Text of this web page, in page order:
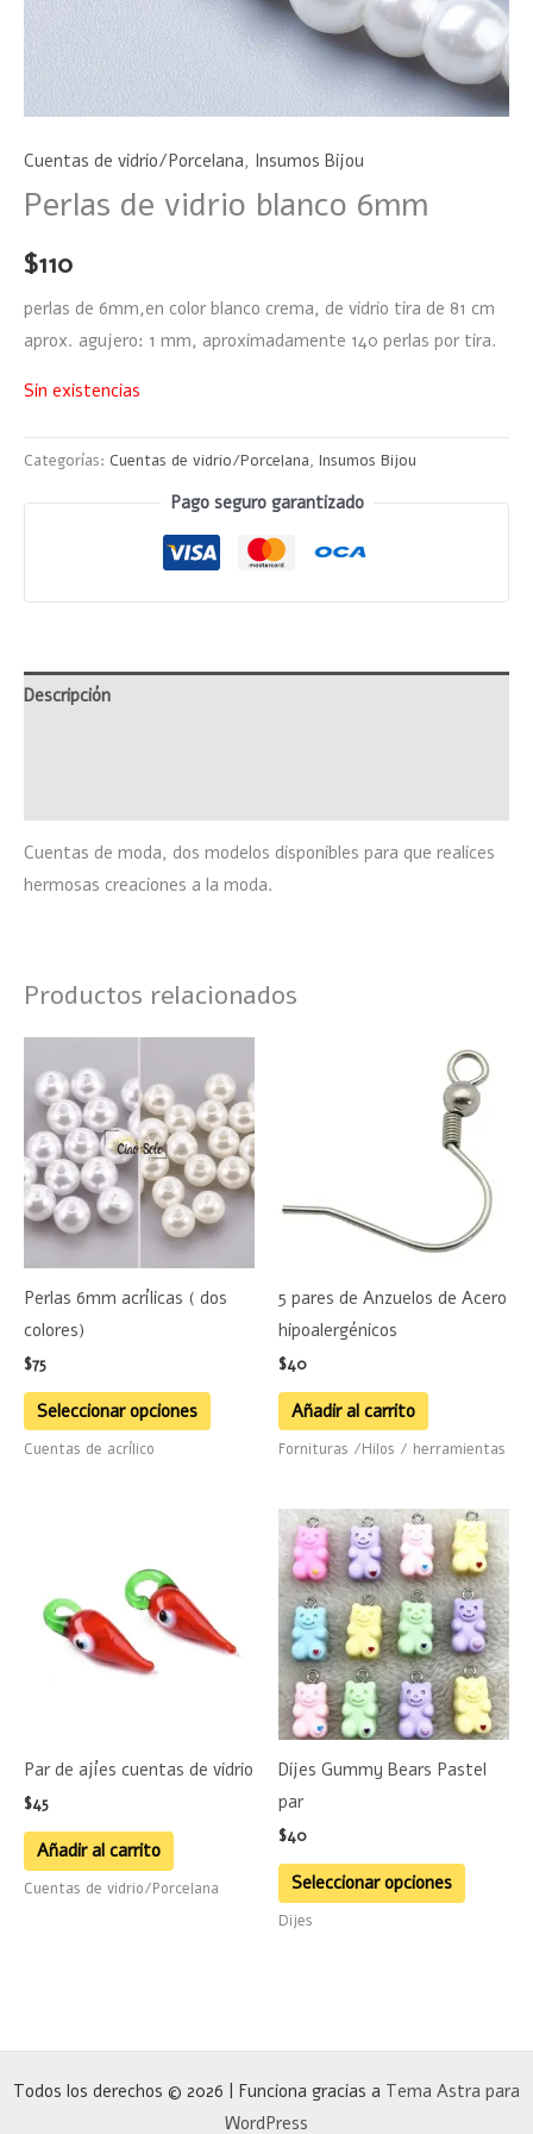
Cuentas de vidrio/Porcelana, Insumos Bijou
Perlas de vidrio blanco 6mm
$110
perlas de 6mm,en color blanco crema, de vidrio tira de 81 cm
aprox. agujero: 1 mm, aproximadamente 140 perlas por tira.
Sin existencias
Categorías: Cuentas de vidrio/Porcelana, Insumos Bijou
Pago seguro garantizado
Descripción
Cuentas de moda, dos modelos disponibles para que realices
hermosas creaciones a la moda.
Productos relacionados
Perlas 6mm acrílicas ( dos
colores)
$75
Seleccionar opciones
producto
tiene
múltiples
variantes.
Las
opciones
se
pueden
página
Cuentas de acrílico
5 pares de Anzuelos de Acero
hipoalergénicos
$40
Añadir al carrito
Fornituras /Hilos / herramientas
Par de ajíes cuentas de vidrio
$45
Añadir al carrito
Cuentas de vidrio/Porcelana
Dijes Gummy Bears Pastel
par
$40
Seleccionar opciones
Este
producto
tiene
Las
opciones
pueden
página
Dijes
Todos los derechos © 2026 | Funciona gracias a Tema Astra para
WordPress